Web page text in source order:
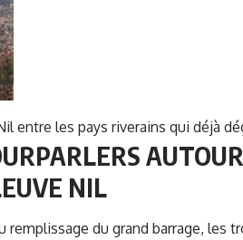
entre les pays riverains qui déjà
NIL
remplissage du grand barrage, les